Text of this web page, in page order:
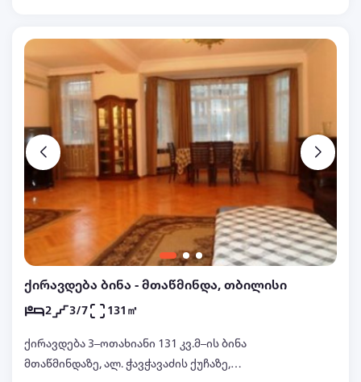
ქირავდება ბინა - მთაწმინდა, თბილისი
2 3/7 131㎡
ქირავდება 3–ოთახიანი 131 კვ.მ–ის ბინა
მთაწმინდაზე, ალ. ჭავჭავაძის ქუჩაზე,